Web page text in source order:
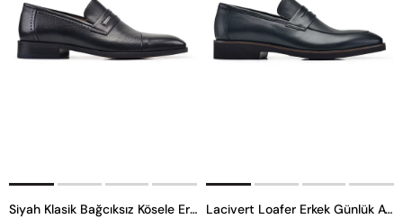
Siyah Klasik Bağcıksız Kösele Erkek Loafer Ayakkabı Lacivert Loafer Erkek Günlük Ayakkabı